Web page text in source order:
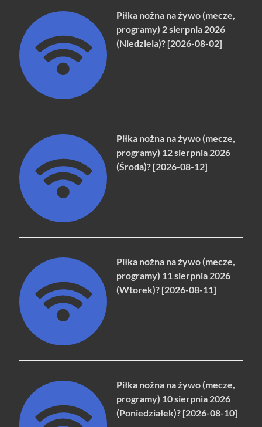
Piłka nożna na żywo (mecze,
programy) 2 sierpnia 2026
(Niedziela)? [2026-08-02]
Piłka nożna na żywo (mecze,
programy) 12 sierpnia 2026
(Środa)? [2026-08-12]
Piłka nożna na żywo (mecze,
programy) 11 sierpnia 2026
(Wtorek)? [2026-08-11]
Piłka nożna na żywo (mecze,
programy) 10 sierpnia 2026
(Poniedziałek)? [2026-08-10]